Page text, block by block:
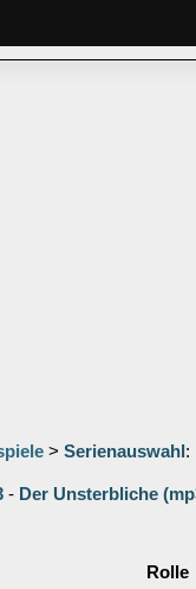
> Serienauswahl :
- Der Unsterbliche
Rolle